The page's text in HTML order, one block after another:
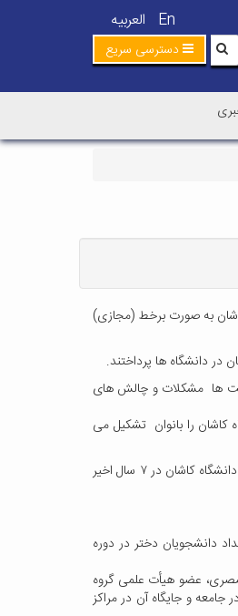
En العربیه
دسترسی سریع
به صورت برخط (مجازی)
در دانشگاه ها پرداختند.
ها مشکلات و چالش های
و اظهار داشت: حدود 13 درصد از اعضای هیات علمی دانشگاه کاشان را بانوان تشکیل می
وی با اشاره به اینکه نسبت اعضای هیئت علمی زن به مرد ۱۳ درصد است که نسبت به آمار کشوری که ۱۵/۶ و جهانی که ۴۰ درصد است کمتر است افزود: اما نکته قابل توجه آن است دانشگاه کاشان در ۷ سال اخیر
و گفت: تعداد دانشجویان دختر در دوره
عضو هیأت علمی گروه
و جایگاه آن در مراکز